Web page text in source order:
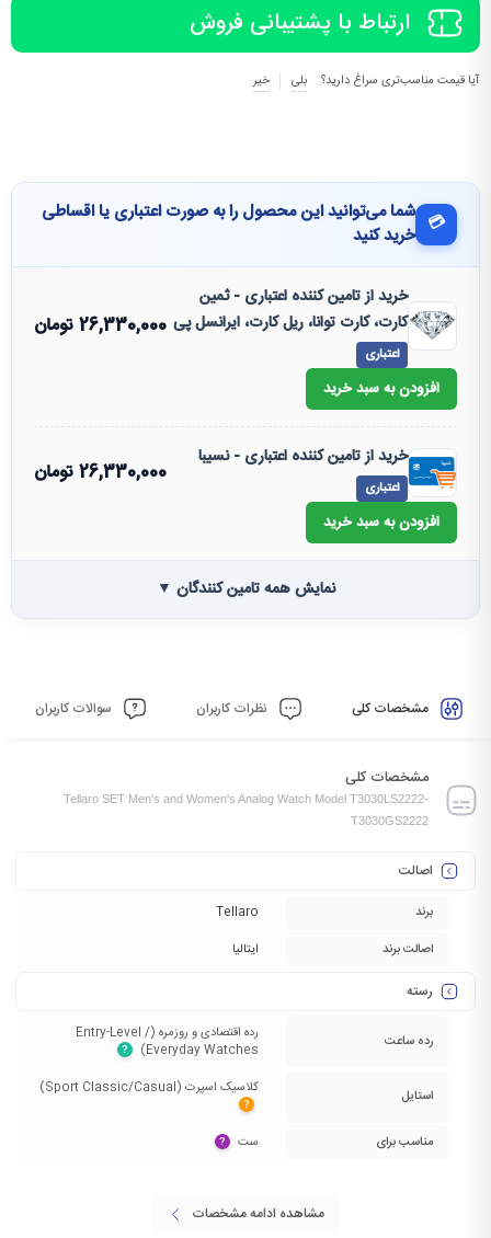
ارتباط با پشتیبانی فروش
آیا قیمت مناسب‌تری سراغ دارید؟ بلی خیر
💳 شما می‌توانید این محصول را به صورت اعتباری یا اقساطی
خرید کنید
خرید از تامین کننده اعتباری - ثمین
کارت، کارت توانا، ریل کارت، ایرانسل پی
اعتباری
26,330,000تومان
افزودن به سبد خرید
خرید از تامین کننده اعتباری - نسیبا
اعتباری
26,330,000تومان
افزودن به سبد خرید
نمایش همه تامین کنندگان ▼
مشخصات کلی نظرات کاربران سوالات کاربران
مشخصات کلی
Tellaro SET Men's and Women's Analog Watch Model T3030LS2222-
T3030GS2222
اصالت
برند
Tellaro
اصالت برند
ایتالیا
رسته
رده ساعت
رده اقتصادی و روزمره (Entry-Level /
Everyday Watches)‏
?
استایل کلاسیک اسپرت (Sport Classic/Casual)‏
?
مناسب برای ست‏ ?
مشاهده ادامه مشخصات